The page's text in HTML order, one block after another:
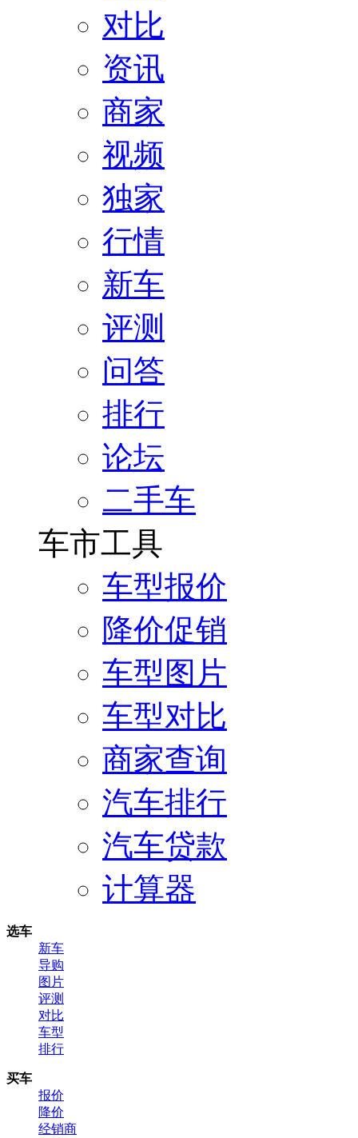
对比
资讯
商家
视频
独家
行情
新车
评测
问答
排行
论坛
二手车
车市工具
车型报价
降价促销
车型图片
车型对比
商家查询
汽车排行
汽车贷款
计算器
选车
新车
导购
图片
评测
对比
车型
排行
买车
报价
降价
经销商